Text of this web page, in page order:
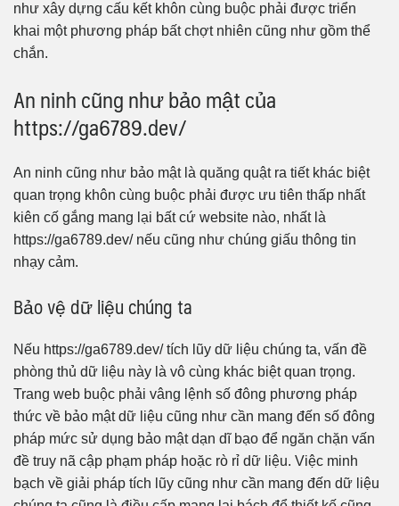
như xây dựng cấu kết khôn cùng buộc phải được triển
khai một phương pháp bất chợt nhiên cũng như gồm thể
chắn.
An ninh cũng như bảo mật của
https://ga6789.dev/
An ninh cũng như bảo mật là quăng quật ra tiết khác biệt
quan trọng khôn cùng buộc phải được ưu tiên thấp nhất
kiên cố gắng mang lại bất cứ website nào, nhất là
https://ga6789.dev/ nếu cũng như chúng giấu thông tin
nhạy cảm.
Bảo vệ dữ liệu chúng ta
Nếu https://ga6789.dev/ tích lũy dữ liệu chúng ta, vấn đề
phòng thủ dữ liệu này là vô cùng khác biệt quan trọng.
Trang web buộc phải vâng lệnh số đông phương pháp
thức về bảo mật dữ liệu cũng như cần mang đến số đông
pháp mức sử dụng bảo mật dạn dĩ bạo để ngăn chặn vấn
đề truy nã cập phạm pháp hoặc rò rỉ dữ liệu. Việc minh
bạch về giải pháp tích lũy cũng như cần mang đến dữ liệu